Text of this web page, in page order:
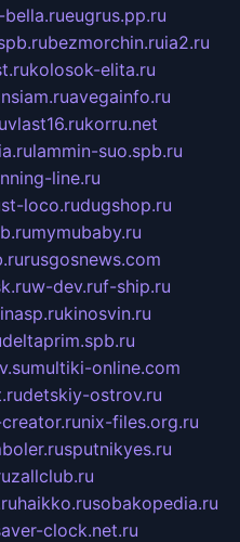
eugrus.pp.ru
bezmorchin.ruia2.ru
kolosok-elita.ru
avegainfo.ru
vlast16.rukorru.net
lammin-suo.spb.ru
line.ru
loco.rudugshop.ru
mymubaby.ru
rusgosnews.com
w-dev.ruf-ship.ru
kinosvin.ru
deltaprim.spb.ru
multiki-online.com
detskiy-ostrov.ru
nix-files.org.ru
sputnikyes.ru
zallclub.ru
haikko.rusobakopedia.ru
clock.net.ru